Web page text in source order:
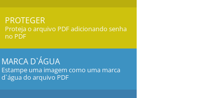
PROTEGER
Proteja o arquivo PDF adicionando senha
no PDF
MARCA D`ÁGUA
Estampe uma imagem como uma marca
d`água do arquivo PDF